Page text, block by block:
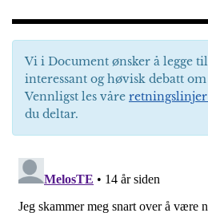
Vi i Document ønsker å legge
interessant og høvisk debatt om
Vennligst les våre
du deltar.